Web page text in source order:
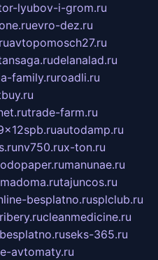
lyubov-i-grom.ru
evro-dez.ru
avtopomosch27.ru
delanalad.ru
family.ruroadli.ru
trade-farm.ru
autodamp.ru
nv750.rux-ton.ru
manunae.ru
madoma.rutajuncos.ru
besplatno.rusplclub.ru
ribery.rucleanmedicine.ru
seks-365.ru
avtomaty.ru